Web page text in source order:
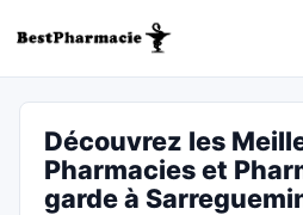
Découvrez les
Pharmacies et
garde à